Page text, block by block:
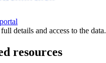
details and access to the data.
resources